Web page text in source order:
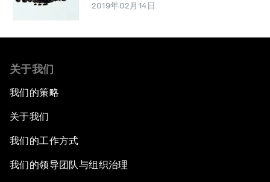
2019年02月14日
关于我们
我们的策略
关于我们
我们的工作方式
我们的领导团队与组织治理